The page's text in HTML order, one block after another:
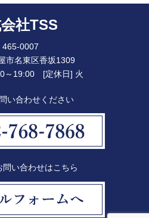
社TSS
465-0007
市名東区香坂1309
～19:00 [定休日] 火
い合わせください
問い合わせはこちら